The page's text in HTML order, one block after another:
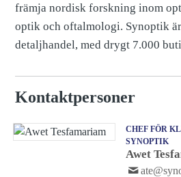
främja nordisk forskning inom
optik och oftalmologi. Synoptik
detaljhandel, med drygt 7.000
Kontaktpersoner
CHEF FÖR
SYNOPTIK
Awet